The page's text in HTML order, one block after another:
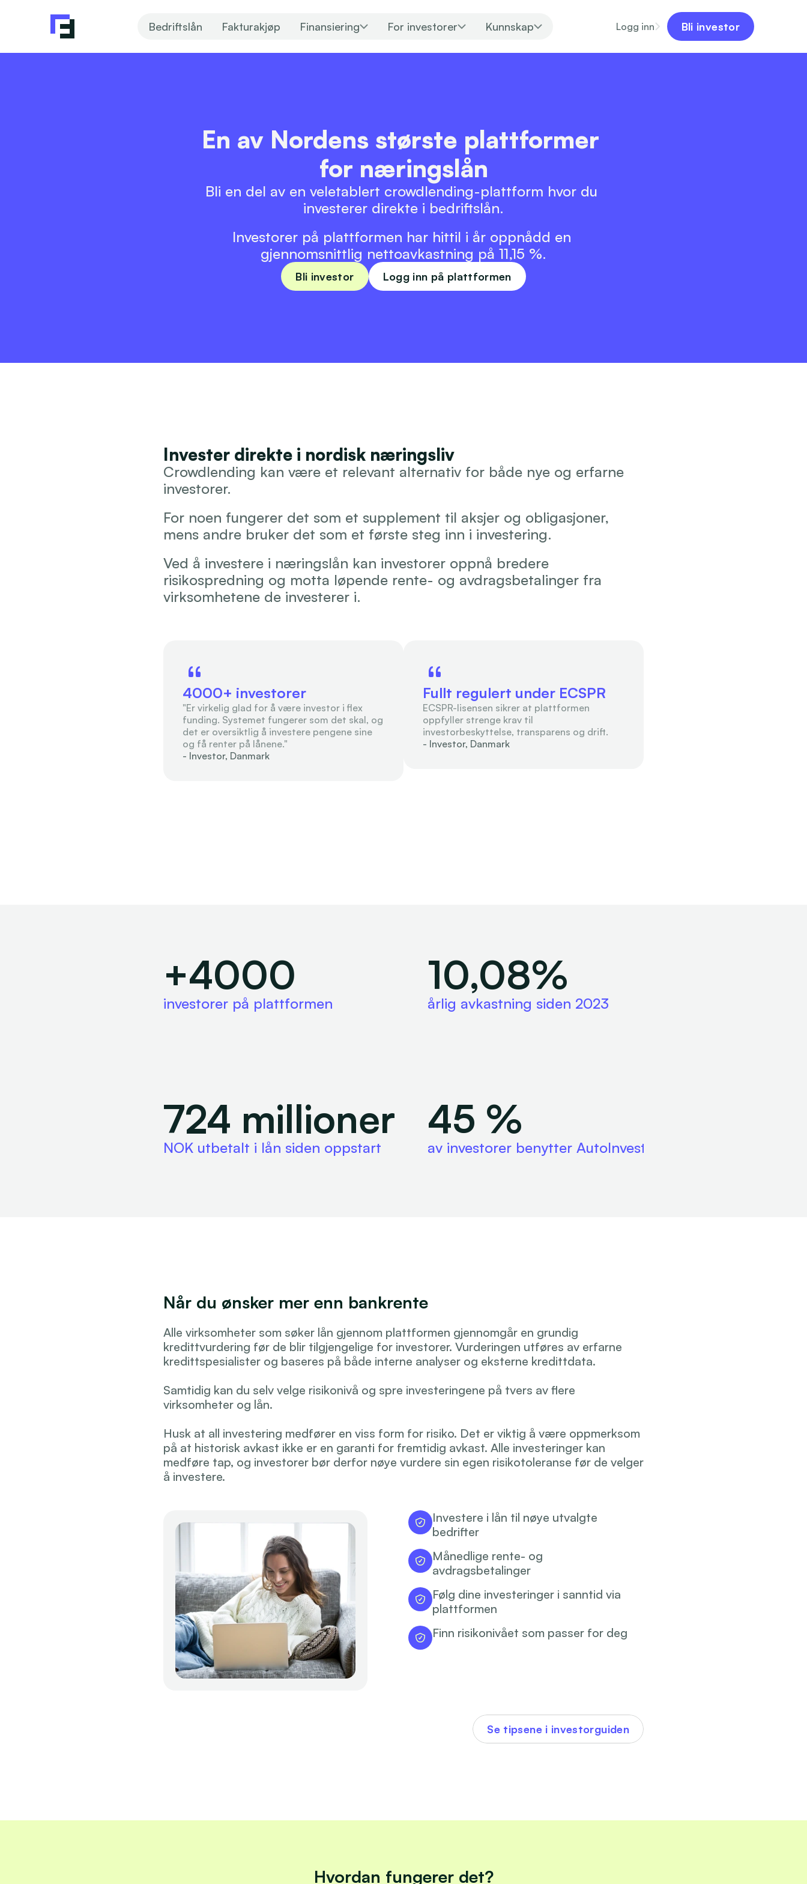
Bedriftslån Fakturakjøp Finansiering For investorer Kunnskap Logg inn Bli investor
En av Nordens største plattformer
for næringslån
Bli en del av en veletablert crowdlending-plattform hvor du
investerer direkte i bedriftslån.
Investorer på plattformen har hittil i år oppnådd en
gjennomsnittlig nettoavkastning på 11,15 %.
Bli investor Logg inn på plattformen
Invester direkte i nordisk næringsliv
Crowdlending kan være et relevant alternativ for både nye og erfarne
investorer.
For noen fungerer det som et supplement til aksjer og obligasjoner,
mens andre bruker det som et første steg inn i investering.
Ved å investere i næringslån kan investorer oppnå bredere
risikospredning og motta løpende rente- og avdragsbetalinger fra
virksomhetene de investerer i.
4000+ investorer
"Er virkelig glad for å være investor i flex
funding. Systemet fungerer som det skal, og
det er oversiktlig å investere pengene sine
og få renter på lånene."
- Investor, Danmark
Fullt regulert under ECSPR
ECSPR-lisensen sikrer at plattformen
oppfyller strenge krav til
investorbeskyttelse, transparens og drift.
- Investor, Danmark
+4000
investorer på plattformen
10,08%
årlig avkastning siden 2023
724 millioner
NOK utbetalt i lån siden oppstart
45 %
av investorer benytter AutoInvest
Når du ønsker mer enn bankrente
Alle virksomheter som søker lån gjennom plattformen gjennomgår en grundig
kredittvurdering før de blir tilgjengelige for investorer. Vurderingen utføres av erfarne
kredittspesialister og baseres på både interne analyser og eksterne kredittdata.
Samtidig kan du selv velge risikonivå og spre investeringene på tvers av flere
virksomheter og lån.
Husk at all investering medfører en viss form for risiko. Det er viktig å være oppmerksom
på at historisk avkast ikke er en garanti for fremtidig avkast. Alle investeringer kan
medføre tap, og investorer bør derfor nøye vurdere sin egen risikotoleranse før de velger
å investere.
Investere i lån til nøye utvalgte
bedrifter
Månedlige rente- og
avdragsbetalinger
Følg dine investeringer i sanntid via
plattformen
Finn risikonivået som passer for deg
Se tipsene i investorguiden
Hvordan fungerer det?